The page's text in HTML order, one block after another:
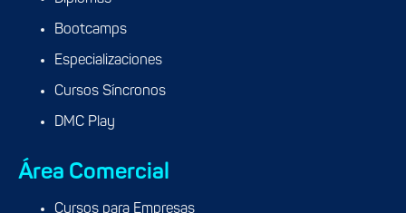
Bootcamps
Especializaciones
Cursos Síncronos
DMC Play
Área Comercial
Cursos para Empresas